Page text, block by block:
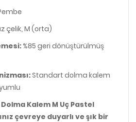
çelik, M (orta)
%85 geri dönüştürülmüş
Standart dolma kalem
Kalem M Uç Pastel
çevreye duyarlı ve şık bir